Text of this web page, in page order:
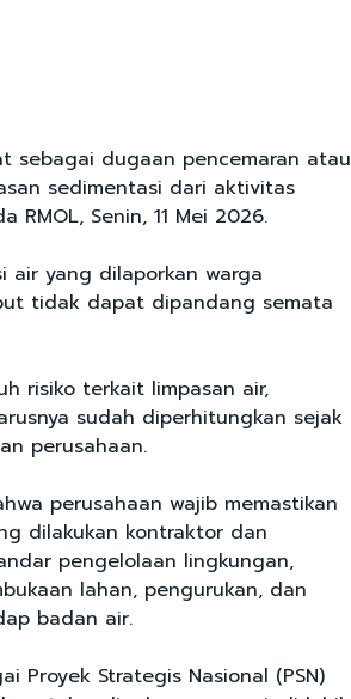
sebagai dugaan pencemaran atau
sedimentasi dari aktivitas
RMOL, Senin, 11 Mei 2026.
air yang dilaporkan warga
tidak dapat dipandang semata
risiko terkait limpasan air,
sudah diperhitungkan sejak
perusahaan.
perusahaan wajib memastikan
dilakukan kontraktor dan
pengelolaan lingkungan,
lahan, pengurukan, dan
badan air.
Proyek Strategis Nasional (PSN)